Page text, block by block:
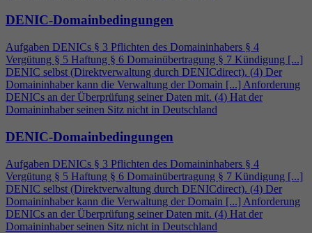
DENIC-Domainbedingungen
Aufgaben DENICs § 3 Pflichten des Domaininhabers § 4
Vergütung § 5 Haftung § 6 Domainübertragung § 7 Kündigung [...]
DENIC selbst (Direktverwaltung durch DENICdirect). (4) Der
Domaininhaber kann die Verwaltung der Domain [...] Anforderung
DENICs an der Überprüfung seiner Daten mit. (4) Hat der
Domaininhaber seinen Sitz nicht in Deutschland
DENIC-Domainbedingungen
Aufgaben DENICs § 3 Pflichten des Domaininhabers § 4
Vergütung § 5 Haftung § 6 Domainübertragung § 7 Kündigung [...]
DENIC selbst (Direktverwaltung durch DENICdirect). (4) Der
Domaininhaber kann die Verwaltung der Domain [...] Anforderung
DENICs an der Überprüfung seiner Daten mit. (4) Hat der
Domaininhaber seinen Sitz nicht in Deutschland